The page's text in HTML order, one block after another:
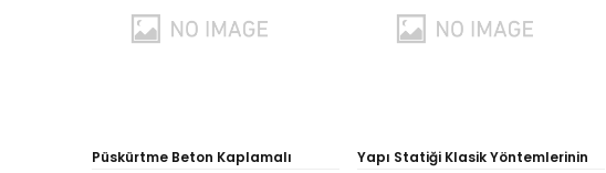
Püskürtme Beton Kaplamalı Yapı Statiği Klasik Yöntemlerinin